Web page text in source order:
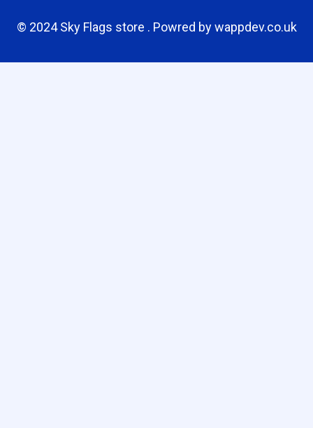
© 2024 Sky Flags store . Powred bywappdev.co.uk